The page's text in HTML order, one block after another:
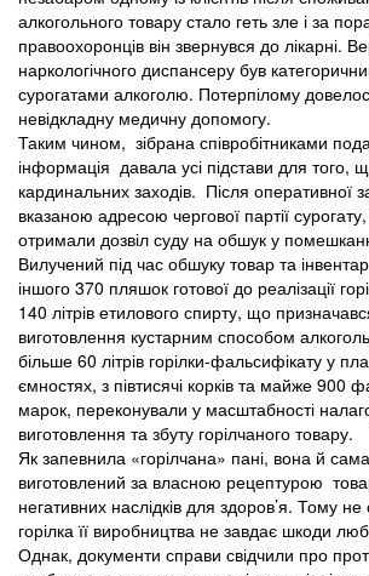
алкогольного товару стало геть зле і за
правоохоронців він звернувся до лікарні.
наркологічного диспансеру був
сурогатами алкоголю. Потерпілому
невідкладну медичну допомогу.
Таким чином, зібрана співробітниками
інформація давала усі підстави для того,
кардинальних заходів. Після оперативної
вказаною адресою чергової партії сурогату,
отримали дозвіл суду на обшук у
Вилучений під час обшуку товар та
іншого 370 пляшок готової до реалізації
140 літрів етилового спирту, що
виготовлення кустарним способом
більше 60 літрів горілки-фальсифікату у
ємностях, з півтисячі корків та майже 900
марок, переконували у масштабності
виготовлення та збуту горілчаного товару.
Як запевнила «горілчана» пані, вона й
виготовлений за власною рецептурою
негативних наслідків для здоров’я. Тому
горілка її виробництва не завдає шкоди
Однак, документи справи свідчили про